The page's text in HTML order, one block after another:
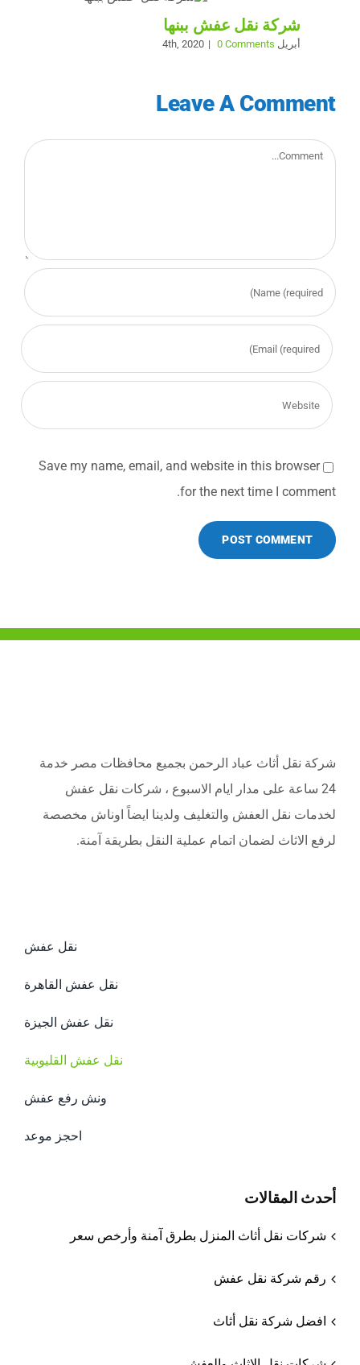
شركة نقل عفش ببنها
أبريل 4th, 2020 | 0 Comments
Leave A Comment
Comment
Save my name, email, and website in this browser
for the next time I comment.
شركة نقل أثاث عباد الرحمن بجميع محافظات مصر خدمة
24 ساعة على مدار ايام الاسبوع ، شركات نقل عفش
لخدمات نقل العفش والتغليف ولدينا ايضاً اوناش مخصصة
لرفع الاثاث لضمان اتمام عملية النقل بطريقة آمنة.
نقل عفش
نقل عفش القاهرة
نقل عفش الجيزة
نقل عفش القليوبية
ونش رفع عفش
احجز موعد
أحدث المقالات
شركات نقل أثاث المنزل بطرق آمنة وأرخص سعر
رقم شركة نقل عفش
افضل شركة نقل أثاث